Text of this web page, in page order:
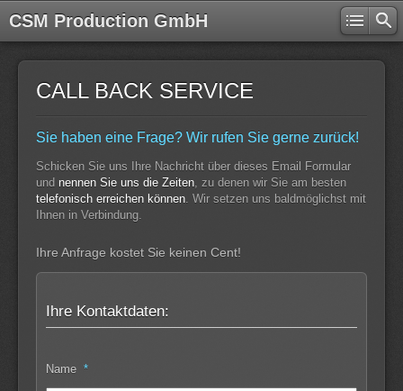
CSM Production GmbH
CALL BACK SERVICE
Sie haben eine Frage? Wir rufen Sie gerne zurück!
Schicken Sie uns Ihre Nachricht über dieses Email Formular
und nennen Sie uns die Zeiten, zu denen wir Sie am besten
telefonisch erreichen können. Wir setzen uns baldmöglichst mit
Ihnen in Verbindung.
Ihre Anfrage kostet Sie keinen Cent!
Ihre Kontaktdaten:
Name *